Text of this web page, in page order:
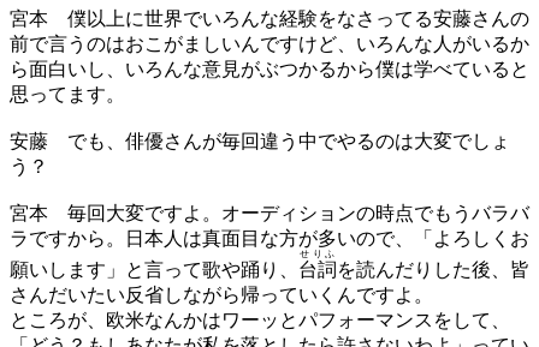
宮本 僕以上に世界でいろんな経験をなさってる安藤さんの
前で言うのはおこがましいんですけど、いろんな人がいるか
ら面白いし、いろんな意見がぶつかるから僕は学べていると
思ってます。
安藤 でも、俳優さんが毎回違う中でやるのは大変でしょ
う？
宮本 毎回大変ですよ。オーディションの時点でもうバラバ
ラですから。日本人は真面目な方が多いので、「よろしくお
願いします」と言って歌や踊り、 台詞
せりふ
を読んだりした後、皆
さんだいたい反省しながら帰っていくんですよ。
ところが、欧米なんかはワーッとパフォーマンスをして、